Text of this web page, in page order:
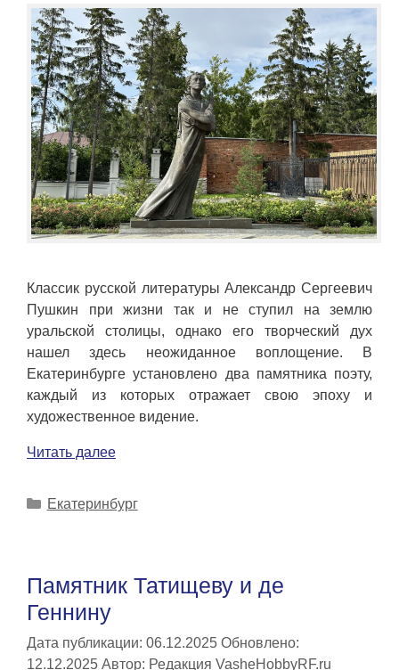
Классик русской литературы Александр Сергеевич
Пушкин при жизни так и не ступил на землю
уральской столицы, однако его творческий дух
нашел здесь неожиданное воплощение. В
Екатеринбурге установлено два памятника поэту,
каждый из которых отражает свою эпоху и
художественное видение.
Читать далее
Рубрики
Екатеринбург
Памятник Татищеву и де
Геннину
Дата публикации: 06.12.2025 Обновлено:
12.12.2025 Автор: Редакция VasheHobbyRF.ru